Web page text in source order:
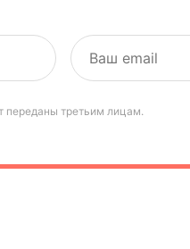
переданы третьим лицам.